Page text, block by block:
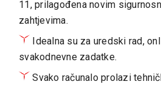
11, prilagođena novim
zahtjevima.
Idealna su za uredski rad,
svakodnevne zadatke.
Svako računalo prolazi